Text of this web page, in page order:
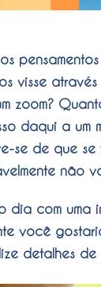
visse
zoom?
daqui a um
se de que
não
dia com uma
você
detalhes